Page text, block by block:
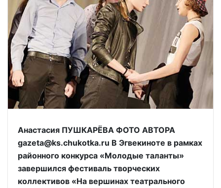
Анастасия ПУШКАРЁВА ФОТО АВТОРА
gazeta@ks.chukotka.ru В Эгвекиноте в рамках
районного конкурса «Молодые таланты»
завершился фестиваль творческих
коллективов «На вершинах театрального